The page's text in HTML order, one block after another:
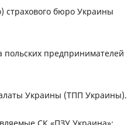
страхового бюро Украины
предпринимателей
Украины (ТПП Украины).